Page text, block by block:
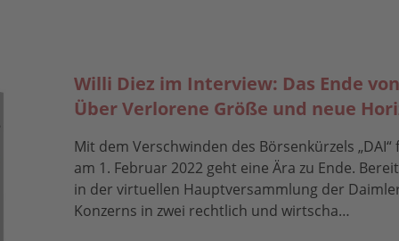
Willi Diez im Interview: Das Ende
Über Verlorene Größe und neue
Mit dem Verschwinden des Börsenkürzels
am 1. Februar 2022 geht eine Ära zu Ende.
in der virtuellen Hauptversammlung der
Konzerns in zwei rechtlich und wirtscha…